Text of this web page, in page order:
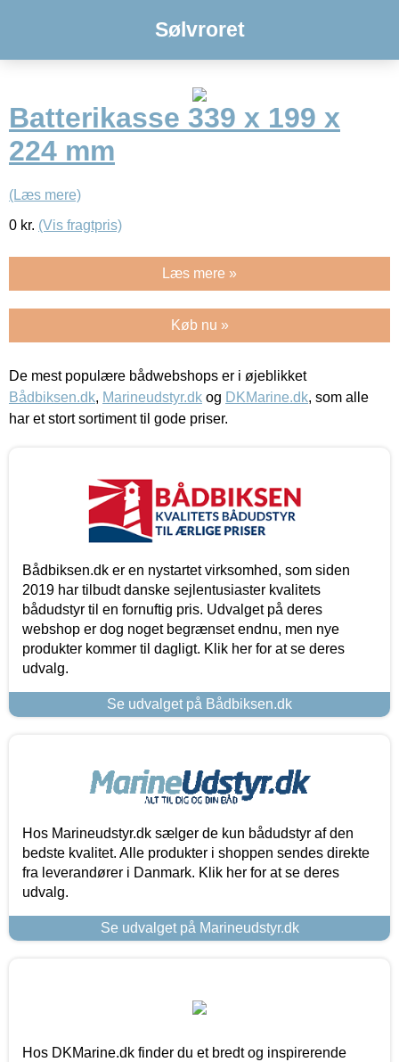
Sølvroret
Batterikasse 339 x 199 x
224 mm
(Læs mere)
0 kr. (Vis fragtpris)
Læs mere »
Køb nu »
De mest populære bådwebshops er i øjeblikket
Bådbiksen.dk, Marineudstyr.dk og DKMarine.dk, som alle
har et stort sortiment til gode priser.
Bådbiksen.dk er en nystartet virksomhed, som siden
2019 har tilbudt danske sejlentusiaster kvalitets
bådudstyr til en fornuftig pris. Udvalget på deres
webshop er dog noget begrænset endnu, men nye
produkter kommer til dagligt. Klik her for at se deres
udvalg.
Se udvalget på Bådbiksen.dk
Hos Marineudstyr.dk sælger de kun bådudstyr af den
bedste kvalitet. Alle produkter i shoppen sendes direkte
fra leverandører i Danmark. Klik her for at se deres
udvalg.
Se udvalget på Marineudstyr.dk
Hos DKMarine.dk finder du et bredt og inspirerende